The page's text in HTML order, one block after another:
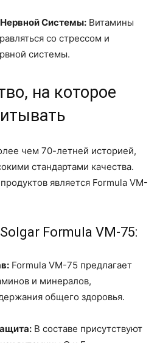
Системы: Витамины
со стрессом и
системы.
на которое
чем 70-летней историей,
стандартами качества.
является Formula VM-
Formula VM-75:
Formula VM-75 предлагает
и минералов,
общего здоровья.
В составе присутствуют